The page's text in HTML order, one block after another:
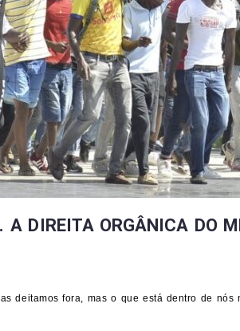
DIREITA ORGÂNICA DO
deitamos fora, mas o que está dentro de